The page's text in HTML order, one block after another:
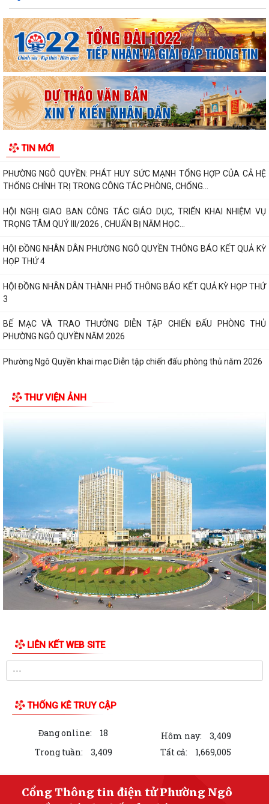
TIN MỚI
PHƯỜNG NGÔ QUYỀN THÔNG TIN VỀ VỤ CHÁY TẠI ĐƯỜNG TRẦN
KHÁNH DƯ
DANH SÁCH ĐĂNG KÝ KINH DOANH THÁNG 7/2026
Phường Ngô Quyền trao tặng sách giáo khoa, đồng phục cho 307 học
sinh có hoàn cảnh khó khăn trước...
Phường Ngô Quyền đẩy mạnh công tác phòng, chống ma túy và nhân
rộng các mô hình an ninh trật tự tại...
THƯ CẢM ƠN – NIỀM TIN CỦA NHÂN DÂN DÀNH CHO CHÍNH QUYỀN
PHƯỜNG NGÔ QUYỀN: PHÁT HUY SỨC MẠNH TỔNG HỢP CỦA CẢ HỆ
THỐNG CHÍNH TRỊ TRONG CÔNG TÁC PHÒNG, CHỐNG...
HỘI NGHỊ GIAO BAN CÔNG TÁC GIÁO DỤC, TRIỂN KHAI NHIỆM VỤ
TRỌNG TÂM QUÝ III/2026 , CHUẨN BỊ NĂM HỌC...
HỘI ĐỒNG NHÂN DÂN PHƯỜNG NGÔ QUYỀN THÔNG BÁO KẾT QUẢ KỲ
HỌP THỨ 4
HỘI ĐỒNG NHÂN DÂN THÀNH PHỐ THÔNG BÁO KẾT QUẢ KỲ HỌP THỨ
3
BẾ MẠC VÀ TRAO THƯỞNG DIỄN TẬP CHIẾN ĐẤU PHÒNG THỦ
PHƯỜNG NGÔ QUYỀN NĂM 2026
Phường Ngô Quyền khai mạc Diễn tập chiến đấu phòng thủ năm 2026
THƯ TRI ÂN GIA ĐÌNH CÁC ANH HÙNG LIỆT...
Phường Ngô Quyền: Chuỗi hoạt động tri ân, “Đền ơn đáp nghĩa” thiết
thực nhân kỷ niệm 79 năm Ngày...
PHƯỜNG NGÔ QUYỀN TỔ CHỨC HỘI NGHỊ TRAO TẶNG ẢNH PHỤC CHẾ
LIỆT SĨ VÀ TẶNG QUÀ CHO CÁC HỘ GIA ĐÌNH...
ỦY BAN NHÂN DÂN PHƯỜNG NGÔ QUYỀN THÔNG TIN Về việc cưỡng
chế cưỡng chế 02 tổ chức để thu hồi nhà là...
PHƯỜNG NGÔ QUYỀN THĂM HỎI, TẶNG QUÀ GIA ĐÌNH CHÍNH SÁCH,
NGƯỜI CÓ CÔNG NHÂN DỊP 27/7
PHƯỜNG NGÔ QUYỀN VIẾNG NGHĨA TRANG LIỆT SĨ NHÂN KỶ NIỆM 79
NĂM NGÀY THƯƠNG BINH LIỆT SĨ 27/7
UBND PHƯỜNG NGÔ QUYỀN THÔNG BÁO THỜI GIAN TỔ CHỨC HỘI
NGHỊ ĐỐI THOẠI DOANH NGHIỆP, HỘ KINH DOANH,...
PHƯỜNG NGÔ QUYỀN TỔ CHỨC GIAO BAN TỔ DÂN PHỐ SAU SẮP XẾP,
HỘI ĐỒNG NHÂN DÂN PHƯỜNG NGÔ QUYỀN THÔNG BÁO KẾT QUẢ KỲ
PHƯỜNG NGÔ QUYỀN TUYÊN TRUYỀN VẬN ĐỘNG TỔ CHỨC, CÁ NHÂN
Kỳ họp thứ 4 HĐND Phường Ngô Quyền: Phân bổ bổ sung hơn 38 tỷ
đồng vốn đầu tư công
THƯ VIỆN ẢNH
LIÊN KẾT WEB SITE
THỐNG KÊ TRUY CẬP
Đang online: 18 Hôm nay:
3,409
Trong tuần:
3,409 Tất cả: 1,669,005
Cổng Thông tin điện tử Phường Ngô